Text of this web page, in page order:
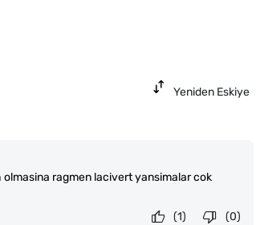
Yeniden Eskiye
ragmen lacivert yansimalar cok
(0)
(1)